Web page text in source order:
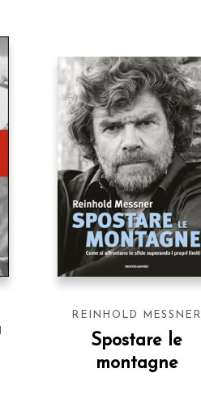
REINHOLD MESSNER
Spostare le
montagne